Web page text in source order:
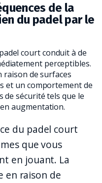
de la
du padel par le
court conduit à de
perceptibles.
raison de surfaces
et un comportement de
de sécurité tels que le
augmentation.
du padel court
que vous
en jouant. La
en raison de